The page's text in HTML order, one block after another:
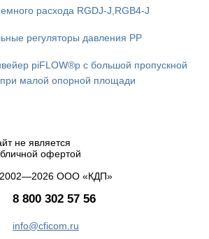
расхода RGDJ-J,RGB4-J
регуляторы давления PP
piFLOW®p с большой пропускной
малой опорной площади
не является
офертой
ООО «КДП»
8 800 302 57 56
info@cficom.ru